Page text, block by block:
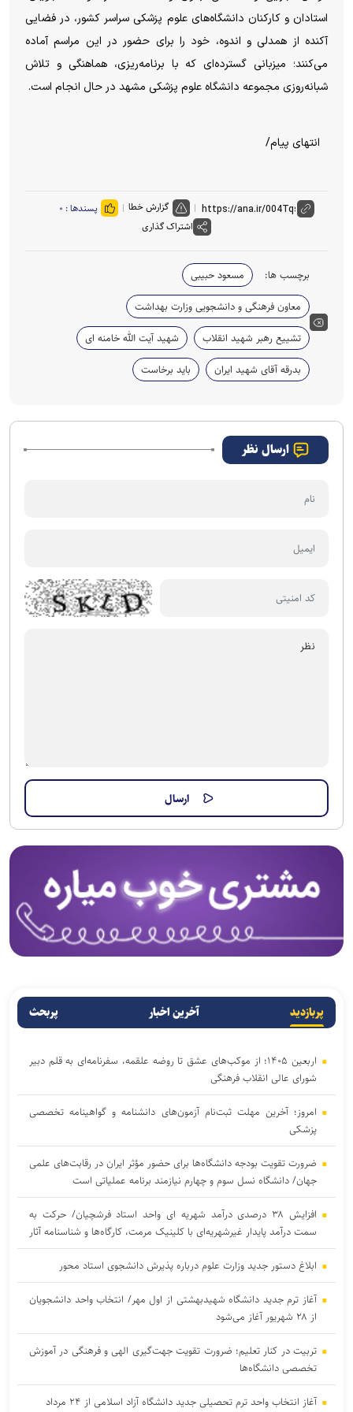
استادان و کارکنان دانشگاه‌های علوم پزشکی سراسر کشور، در فضایی
آکنده از همدلی و اندوه، خود را برای حضور در این مراسم آماده
می‌کنند؛ میزبانی گسترده‌ای که با برنامه‌ریزی، هماهنگی و تلاش
شبانه‌روزی مجموعه دانشگاه علوم پزشکی مشهد در حال انجام است.
انتهای پیام/
گزارش خطا پسندها : ۰
اشتراک گذاری
برچسب ها:
مسعود حبیبی
معاون فرهنگی و دانشجویی وزارت بهداشت
تشییع رهبر شهید انقلاب
شهید آیت الله خامنه ای
بدرقه آقای شهید ایران
باید برخاست
ارسال نظر
پربازدید آخرین اخبار پربحث
اربعین ۱۴۰۵؛ از موکب‌های عشق تا روضه علقمه، سفرنامه‌ای به قلم دبیر
شورای عالی انقلاب فرهنگی
امروز؛ آخرین مهلت ثبت‌نام آزمون‌های دانشنامه و گواهینامه تخصصی
پزشکی
ضرورت تقویت بودجه دانشگاه‌ها برای حضور مؤثر ایران در رقابت‌های علمی
جهان/ دانشگاه نسل سوم و چهارم نیازمند برنامه عملیاتی است
افزایش ۳۸ درصدی درآمد شهریه ای واحد استاد فرشچیان/ حرکت به
سمت درآمد پایدار غیرشهریه‌ای با کلینیک مرمت، کارگاه‌ها و شناسنامه آثار
ابلاغ دستور جدید وزارت علوم درباره پذیرش دانشجوی استاد محور
آغاز ترم جدید دانشگاه شهیدبهشتی از اول مهر/ انتخاب واحد دانشجویان
از ۲۸ شهریور آغاز می‌شود
تربیت در کنار تعلیم؛ ضرورت تقویت جهت‌گیری الهی و فرهنگی در آموزش
تخصصی دانشگاه‌ها
آغاز انتخاب واحد ترم تحصیلی جدید دانشگاه آزاد اسلامی از ۲۴ مرداد